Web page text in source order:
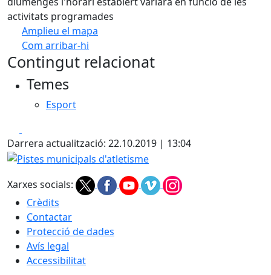
activitats programades
Amplieu el mapa
Com arribar-hi
+
Contingut relacionat
Temes
Esport
Darrera actualització: 22.10.2019 | 13:04
Pistes municipals d'atletisme
Xarxes socials:
Crèdits
Contactar
Protecció de dades
Avís legal
Accessibilitat